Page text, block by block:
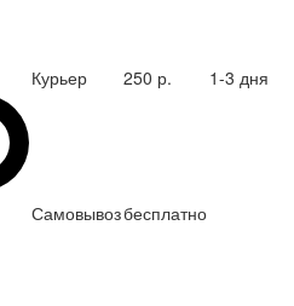
Курьер 250 р. 1-3 дня
Самовывозбесплатно